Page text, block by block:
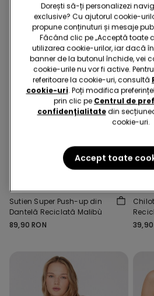
Dantelă reciclată
Sutien Super Push-up din
Dantelă Reciclată Malibù
89,90 RON
39,90
Dorești să-ți personalizezi
exclusive? Cu ajutorul cookie-
propune conținuturi și mesaje
Făcând clic pe „Acceptă toate
utilizarea cookie-urilor, iar dacă
banner de la butonul închide, vei
cookie-urile nu vor fi active.
referitoare la cookie-uri, consultă
cookie-uri. Poți modifica
prin clic pe Centrul de
confidențialitatedin
cookie-uri.
Accept toate